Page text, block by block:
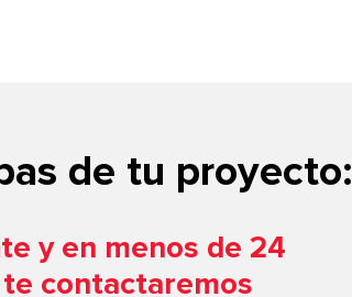
de tu proyecto:
y en menos de 24
te contactaremos